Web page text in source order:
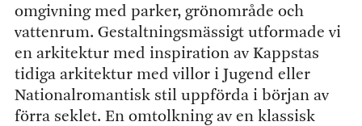
omgivning med parker, grönområde och
vattenrum. Gestaltningsmässigt utformade vi
en arkitektur med inspiration av Kappstas
tidiga arkitektur med villor i Jugend eller
Nationalromantisk stil uppförda i början av
förra seklet. En omtolkning av en klassisk